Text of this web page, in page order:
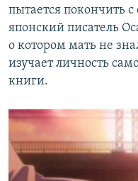
пытается покончить
японский писатель
о котором мать не
изучает личность
книги.